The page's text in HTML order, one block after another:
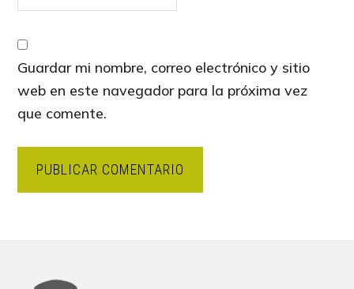
Guardar mi nombre, correo electrónico y sitio
web en este navegador para la próxima vez
que comente.